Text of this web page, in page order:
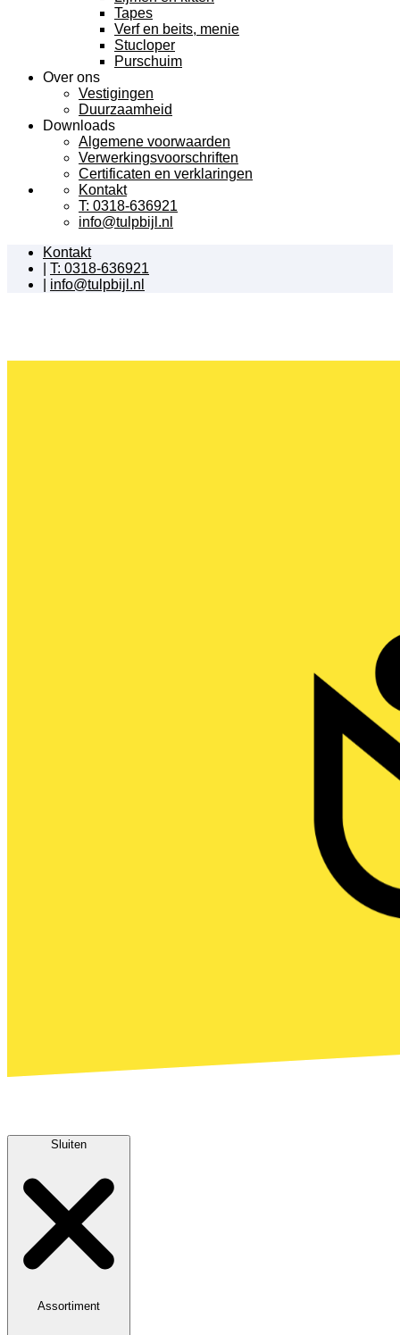
Tapes
Verf en beits, menie
Stucloper
Purschuim
Over ons
Vestigingen
Duurzaamheid
Downloads
Algemene voorwaarden
Verwerkingsvoorschriften
Certificaten en verklaringen
Kontakt
T: 0318-636921
info@tulpbijl.nl
Kontakt
T: 0318-636921
info@tulpbijl.nl
Sluiten
Assortiment